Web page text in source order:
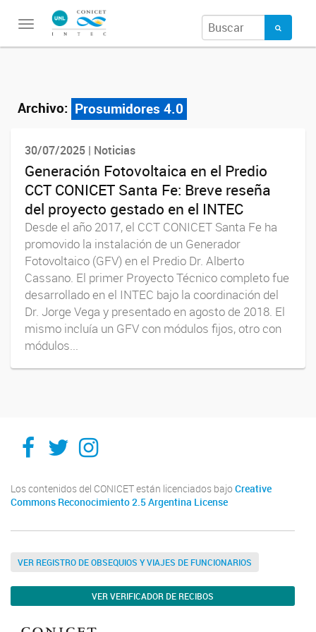
Toggle
Archivo: Prosumidores 4.0
30/07/2025 | Noticias
Generación Fotovoltaica en el Predio
CCT CONICET Santa Fe: Breve reseña
del proyecto gestado en el INTEC
Desde el año 2017, el CCT CONICET Santa Fe ha
promovido la instalación de un Generador
Fotovoltaico (GFV) en el Predio Dr. Alberto
Cassano. El primer Proyecto Técnico completo fue
desarrollado en el INTEC bajo la coordinación del
Dr. Jorge Vega y presentado en agosto de 2018. El
mismo incluía un GFV con módulos fijos, otro con
módulos...
Facebook
TwitterInstagram
Los contenidos del CONICET están licenciados bajo Creative
Commons Reconocimiento 2.5 Argentina License
VER REGISTRO DE OBSEQUIOS Y VIAJES DE FUNCIONARIOS
VER VERIFICADOR DE RECIBOS